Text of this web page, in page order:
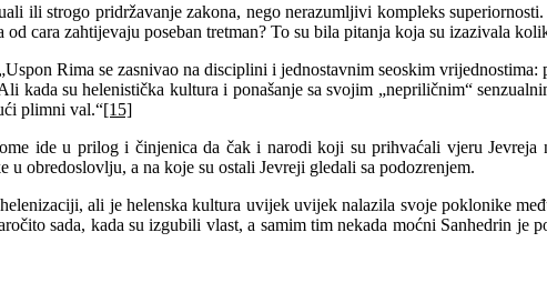
ili strogo pridržavanje zakona, nego nerazumljivi kompleks
cara zahtijevaju poseban tretman? To su bila pitanja koja su izazivala
Rima se zasnivao na disciplini i jednostavnim seoskim
kada su helenistička kultura i ponašanje sa svojim „nepriličnim“
plimni val.“[15]
ide u prilog i činjenica da čak i narodi koji su prihvaćali vjeru
obredoslovlju, a na koje su ostali Jevreji gledali sa podozrenjem.
ali je helenska kultura uvijek uvijek nalazila svoje poklonike
sada, kada su izgubili vlast, a samim tim nekada moćni Sanhedrin je